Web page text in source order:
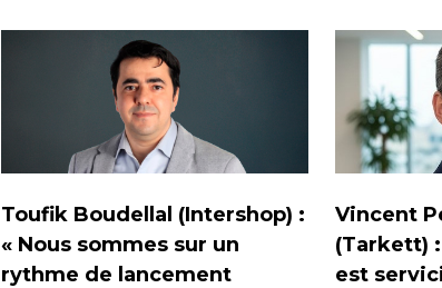
Toufik Boudellal (Intershop) :
« Nous sommes sur un
rythme de lancement
Vincent
(Tarkett)
est